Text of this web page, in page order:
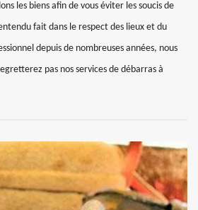
les biens afin de vous éviter les soucis de
fait dans le respect des lieux et du
depuis de nombreuses années, nous
pas nos services de débarras à